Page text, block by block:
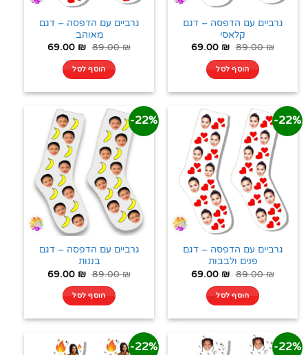
גרביים עם הדפסה – דגם
קלאסי
89.00₪
69.00 ₪
הוסף לסל
גרביים עם הדפסה – דגם
מאוהב
89.00₪
69.00 ₪
הוסף לסל
22%-
גרביים עם הדפסה – דגם
פנים ולבבות
89.00₪
69.00 ₪
הוסף לסל
22%-
גרביים עם הדפסה – דגם
בננות
89.00₪
69.00 ₪
הוסף לסל
22%-
22%-